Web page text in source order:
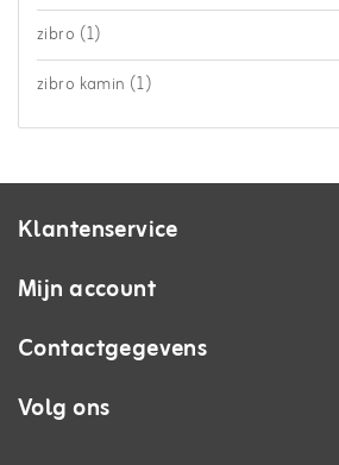
zibro (1)
zibro kamin (1)
Klantenservice
Mijn account
Contactgegevens
Volg ons